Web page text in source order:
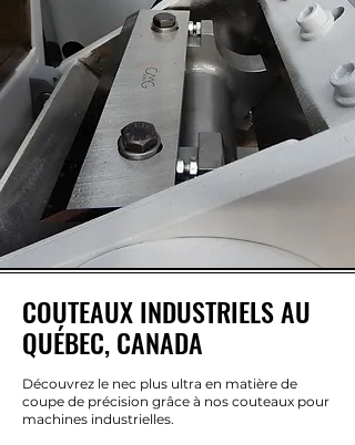
COUTEAUX INDUSTRIELS AU
QUÉBEC, CANADA
Découvrez le nec plus ultra en matière de
coupe de précision grâce à nos couteaux pour
machines industrielles.